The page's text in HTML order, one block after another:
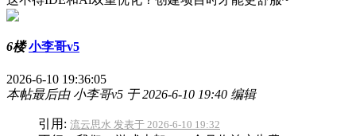
6楼 小李哥v5
2026-6-10 19:36:05
本帖最后由 小李哥v5 于 2026-6-10 19:40 编辑
引用: 流云思水 发表于 2026-6-10 19:32